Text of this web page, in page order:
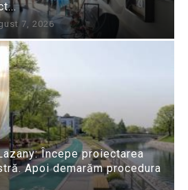
7, 2026
Începe proiectarea
Apoi demarăm procedura